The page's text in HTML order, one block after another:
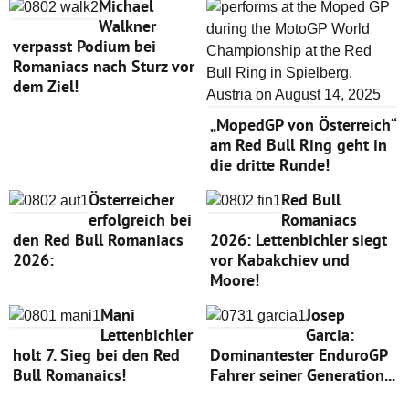
Michael
Walkner
verpasst Podium bei
Romaniacs nach Sturz vor
dem Ziel!
„MopedGP von Österreich“
am Red Bull Ring geht in
die dritte Runde!
Österreicher
erfolgreich bei
den Red Bull Romaniacs
2026:
Red Bull
Romaniacs
2026: Lettenbichler siegt
vor Kabakchiev und
Moore!
Mani
Lettenbichler
holt 7. Sieg bei den Red
Bull Romanaics!
Josep
Garcia:
Dominantester EnduroGP
Fahrer seiner Generation...